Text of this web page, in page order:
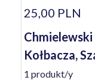
25,00 PLN
Chmielewski
Kołbacza,
1 produkt/y